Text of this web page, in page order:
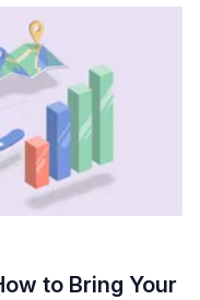
to Bring Your